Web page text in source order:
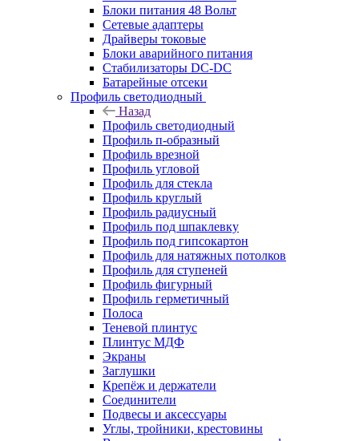
Блоки питания 48 Вольт
Сетевые адаптеры
Драйверы токовые
Блоки аварийного питания
Стабилизаторы DC-DC
Батарейные отсеки
Профиль светодиодный
Назад
Профиль светодиодный
Профиль п-образный
Профиль врезной
Профиль угловой
Профиль для стекла
Профиль круглый
Профиль радиусный
Профиль под шпаклевку
Профиль под гипсокартон
Профиль для натяжных потолков
Профиль для ступеней
Профиль фигурный
Профиль герметичный
Полоса
Теневой плинтус
Плинтус МДФ
Экраны
Заглушки
Крепёж и держатели
Соединители
Подвесы и аксессуары
Углы, тройники, крестовины